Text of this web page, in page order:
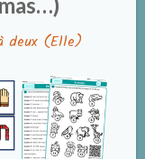
deux (Elle)